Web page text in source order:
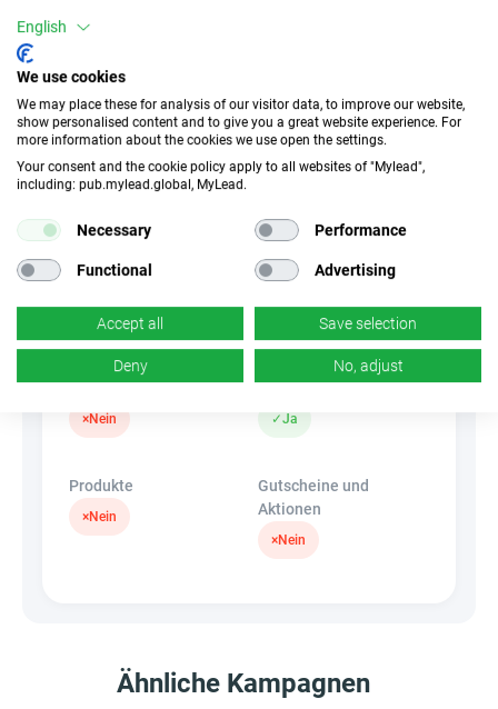
Conversion-Typ
Verkauf
Traffic-Typ
Incentivierter Traffic
3 %
Banner
×Nein
HideLink
✓Ja
Produkte
×Nein
Gutscheine und
Aktionen
×Nein
Ähnliche Kampagnen
English
We use cookies
We may place these for analysis of our visitor data, to improve our website,
show personalised content and to give you a great website experience. For
more information about the cookies we use open the settings.
Your consent and the cookie policy apply to all websites of "Mylead",
including: pub.mylead.global, MyLead.
Necessary Performance
Functional Advertising
Accept all Save selection
Deny No, adjust